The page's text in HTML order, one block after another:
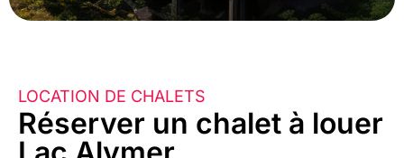
LOCATION DE CHALETS
Réserver un chalet à louer